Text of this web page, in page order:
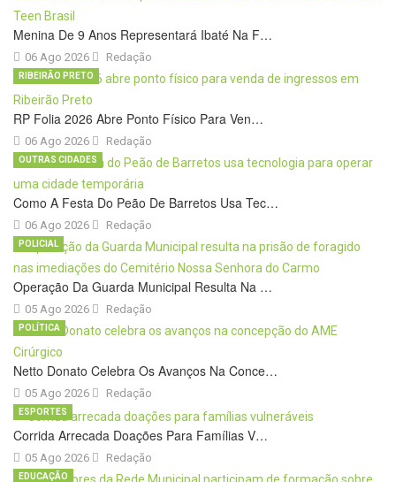
Menina De 9 Anos Representará Ibaté Na F…
06 Ago 2026 Redação
RP Folia 2026 Abre Ponto Físico Para Ven…
06 Ago 2026
RIBEIRÃO PRETO
Redação
Como A Festa Do Peão De Barretos Usa Tec…
06 Ago 2026
OUTRAS CIDADES
Redação
Operação Da Guarda Municipal Resulta Na …
05 Ago 2026
POLICIAL
Redação
Netto Donato Celebra Os Avanços Na Conce…
05 Ago 2026
POLÍTICA
Redação
Corrida Arrecada Doações Para Famílias V…
05 Ago 2026
ESPORTES
Redação
EDUCAÇÃO